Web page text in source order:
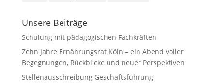
Unsere Beiträge
Schulung mit pädagogischen Fachkräften
Zehn Jahre Ernährungsrat Köln – ein Abend voller
Begegnungen, Rückblicke und neuer Perspektiven
Stellenausschreibung Geschäftsführung